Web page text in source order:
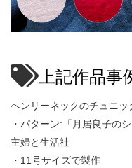
上記作品事
ヘンリーネックのチュニッ
・パターン:「月居良子の
主婦と生活社
・11号サイズで製作